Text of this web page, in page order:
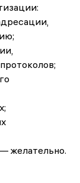
желательно.